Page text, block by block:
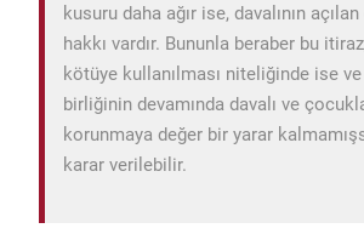
kusuru daha ağır ise, davalının
hakkı vardır. Bununla beraber bu
kötüye kullanılması niteliğinde ise
birliğinin devamında davalı ve
korunmaya değer bir yarar
karar verilebilir.